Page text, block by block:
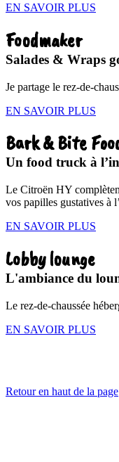
EN SAVOIR PLUS
Foodmaker
Salades & Wraps
Je partage le rez-de-
EN SAVOIR PLUS
Bark & Bite
Un food truck à
Le Citroën HY
vos papilles gustatives à
EN SAVOIR PLUS
Lobby lounge
L'ambiance du
Le rez-de-chaussée
EN SAVOIR PLUS
Retour en haut de la page